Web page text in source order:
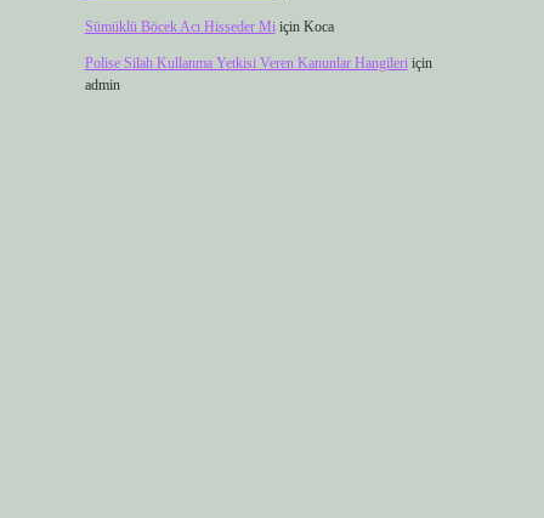
Sümüklü Böcek Acı Hisseder Miiçin Koca
Polise Silah Kullanma Yetkisi Veren Kanunlar Hangileriiçin
admin